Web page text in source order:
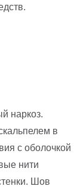
наркоз.
в
с оболочкой
нити
Шов